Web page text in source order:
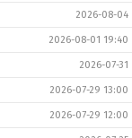
2026-08-04
2026-08-01 19:40
2026-07-31
2026-07-29 13:00
2026-07-29 12:00